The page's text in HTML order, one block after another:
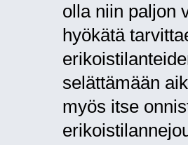
olla niin paljon
hyökätä
selättämään
myös itse